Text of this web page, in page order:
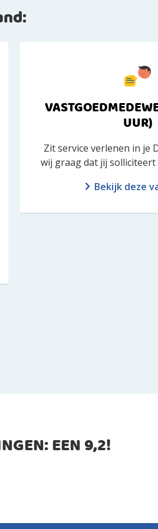
UUR)
Zit service verlenen in je
wij graag dat jij solliciteert
Bekijk deze
EEN9,2!